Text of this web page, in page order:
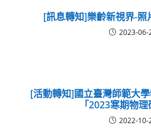
[訊息轉知]樂齡新視界-照
2023-06-
[活動轉知]國立臺灣師範大
「2023寒期物理
2022-10-